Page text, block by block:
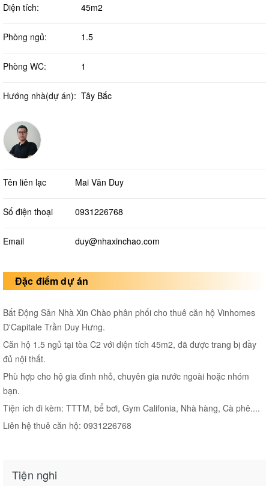
Diện tích: 45m2
Phòng ngủ: 1.5
Phòng WC: 1
Hướng nhà(dự án): Tây Bắc
Tên liên lạc Mai Văn Duy
Số điện thoại 0931226768
Email duy@nhaxinchao.com
Đặc điểm dự án
Bất Động Sản Nhà Xin Chào phân phối cho thuê căn hộ Vinhomes
D'Capitale Trần Duy Hưng.
Căn hộ 1.5 ngủ tại tòa C2 với diện tích 45m2, đã được trang bị đầy
đủ nội thất.
Phù hợp cho hộ gia đình nhỏ, chuyên gia nước ngoài hoặc nhóm
bạn.
Tiện ích đi kèm: TTTM, bể bơi, Gym Califonia, Nhà hàng, Cà phê....
Liên hệ thuê căn hộ: 0931226768
Tiện nghi